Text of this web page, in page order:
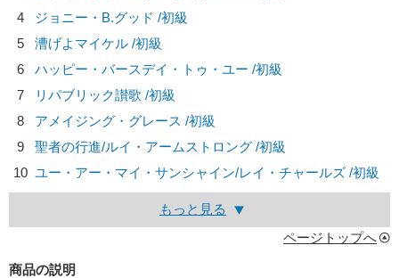
4
ジョニー・B.グッド /初級
5
漕げよマイケル /初級
6
ハッピー・バースデイ・トゥ・ユー /初級
7
リパブリック讃歌 /初級
8
アメイジング・グレース /初級
9
聖者の行進/ルイ・アームストロング /初級
10 ユー・アー・マイ・サンシャイン/レイ・チャールズ /初級
もっと見る
ページトップへ
商品の説明